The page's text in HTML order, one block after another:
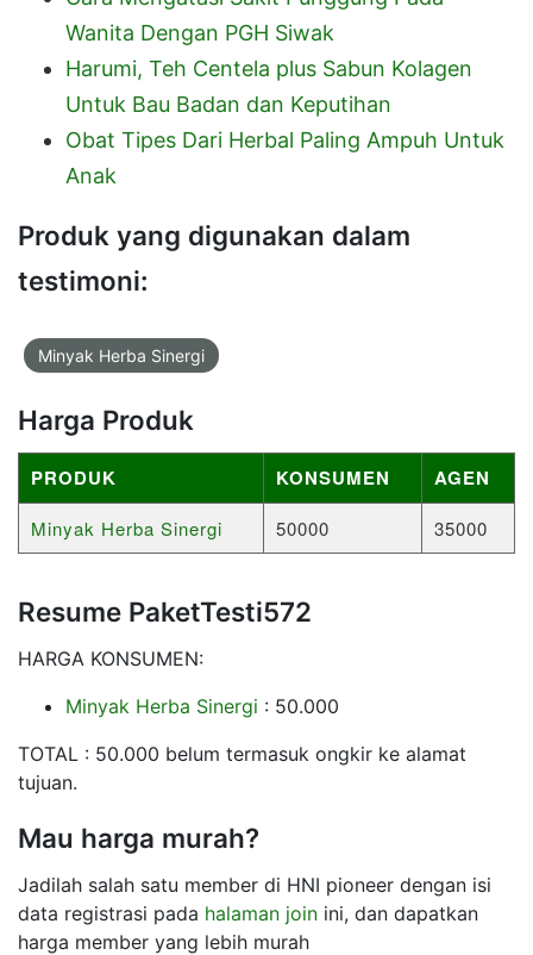
Wanita Dengan PGH Siwak
Harumi, Teh Centela plus Sabun Kolagen
Untuk Bau Badan dan Keputihan
Obat Tipes Dari Herbal Paling Ampuh Untuk
Anak
Produk yang digunakan dalam
testimoni:
Minyak Herba Sinergi
Harga Produk
PRODUK KONSUMEN AGEN
Minyak Herba Sinergi 50000 35000
Resume PaketTesti572
HARGA KONSUMEN:
Minyak Herba Sinergi : 50.000
TOTAL : 50.000 belum termasuk ongkir ke alamat
tujuan.
Mau harga murah?
Jadilah salah satu member di HNI pioneer dengan isi
data registrasi pada halaman join ini, dan dapatkan
harga member yang lebih murah